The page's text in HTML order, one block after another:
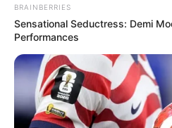
BRAINBERRIES
Sensational Seductress: Demi
Performances